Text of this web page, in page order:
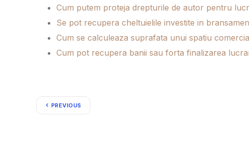
Cum putem proteja drepturile de autor pentru
Se pot recupera cheltuielile investite in
Cum se calculeaza suprafata unui spatiu
Cum pot recupera banii sau forta finalizarea
PREVIOUS